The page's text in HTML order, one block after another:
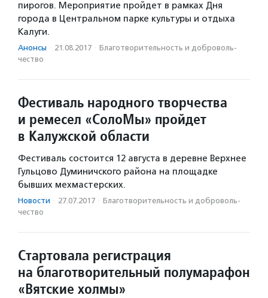
пирогов. Мероприятие пройдет в рамках Дня
города в Центральном парке культуры и отдыха
Калуги.
Анонсы · 21.08.2017 · Благотвори­тель­ность и доброволь­
чест­во
Фестиваль народного творчества
и ремесел «СолоМы» пройдет
в Калужской области
Фестиваль состоится 12 августа в деревне Верхнее
Гульцово Думиничского района на площадке
бывших мехмастерских.
Новости · 27.07.2017 · Благотвори­тель­ность и доброволь­
чест­во
Стартовала регистрация
на благотворительный полумарафон
«Вятские холмы»